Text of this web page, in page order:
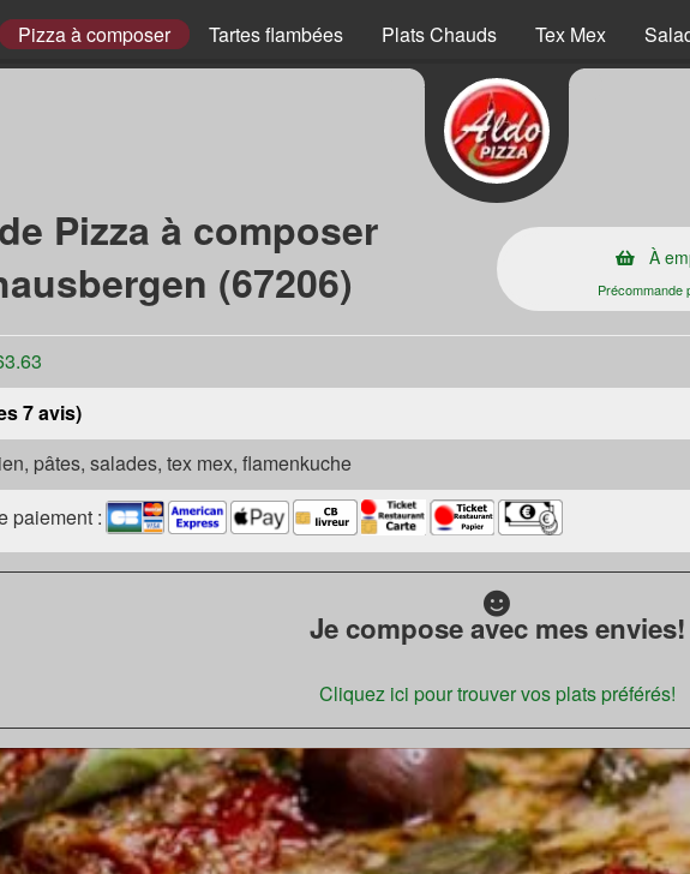
Pizza à composer Tartes flambées Plats Chauds Tex Mex
Pizza à composer
(67206)
À
Précommande
7 avis)
pâtes, salades, tex mex, flamenkuche
paiement :
Je compose avec mes envies!
Cliquez ici pour trouver vos plats préférés!